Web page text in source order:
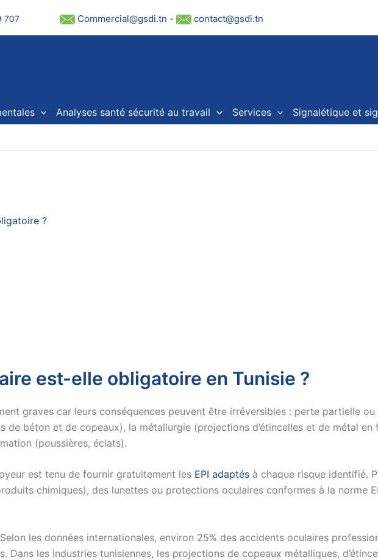
707 Commercial@gsdi.tn - contact@gsdi.tn
Analyses santé sécurité au travail Services Signalétique et
?
est-elle obligatoire en Tunisie ?
graves car leurs conséquences peuvent être irréversibles : perte partielle ou
de béton et de copeaux), la métallurgie (projections d’étincelles et de métal
(poussières, éclats).
est tenu de fournir gratuitement les EPI adaptés à chaque risque identifié.
chimiques), des lunettes ou protections oculaires conformes à la norme
Selon les données internationales, environ 25% des accidents oculaires
les industries tunisiennes, les projections de copeaux métalliques,